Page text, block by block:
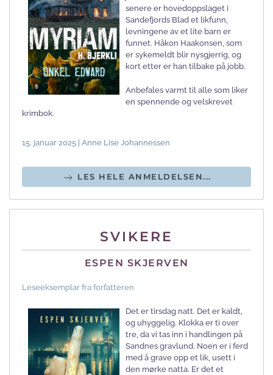
senere er hovedoppslaget i
Sandefjords Blad et likfunn,
levningene av et lite barn er
funnet. Håkon Haakonsen, som
er sykemeldt blir nysgjerrig, og
kort etter er han tilbake på jobb.
Anbefales varmt til alle som liker
en spennende og velskrevet
krimbok.
15. januar 2025 | Anne Lise Johannessen
LES HELE ANMELDELSEN...
SVIKERE
ESPEN SKJERVEN
Leseeksemplar fra forfatteren
Det er tirsdag natt. Det er kaldt,
og uhyggelig. Klokka er ti over
tre, da vi tas inn i handlingen på
Sandnes gravlund. Noen er i ferd
med å grave opp et lik, usett i
den mørke natta. Er det et